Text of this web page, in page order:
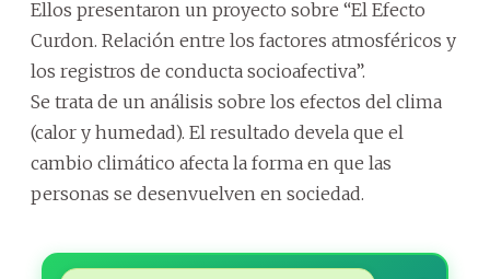
Ellos presentaron un proyecto sobre “El Efecto
Curdon. Relación entre los factores atmosféricos y
los registros de conducta socioafectiva”.
Se trata de un análisis sobre los efectos del clima
(calor y humedad). El resultado devela que el
cambio climático afecta la forma en que las
personas se desenvuelven en sociedad.